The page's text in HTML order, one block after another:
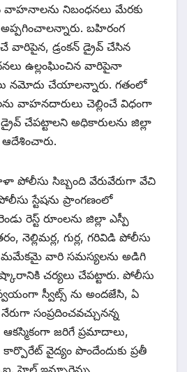
వాహనాలను నిబంధనలు మేరకు
బహిరంగ
వారిపైన, డ్రంకన్ డ్రైవ్ చేసిన
ఉల్లంఘించిన వారిపైనా
నమోదు చేయాలన్నారు. గతంలో
వాహనదారులు చెల్లించే విధంగా
డ్రైవ్ చేపట్టాలని అధికారులను జిల్లా
పోలీసు సిబ్బంది వేరువేరుగా వేచి
స్టేషను ప్రాంగణంలో
రెస్ట్ రూంలను జిల్లా ఎస్పీ
నెల్లిమర్ల, గుర్ల, గరివిడి పోలీసు
మమేకమై వారి సమస్యలను అడిగి
చర్యలు చేపట్టారు. పోలీసు
స్వీట్స్ ను అందజేసి, ఏ
సంప్రదించవచ్చునన్న
జరిగే ప్రమాదాలు,
వైద్యం పొందేందుకు ప్రతీ
హెల్త్ ఇన్సూరెన్సు